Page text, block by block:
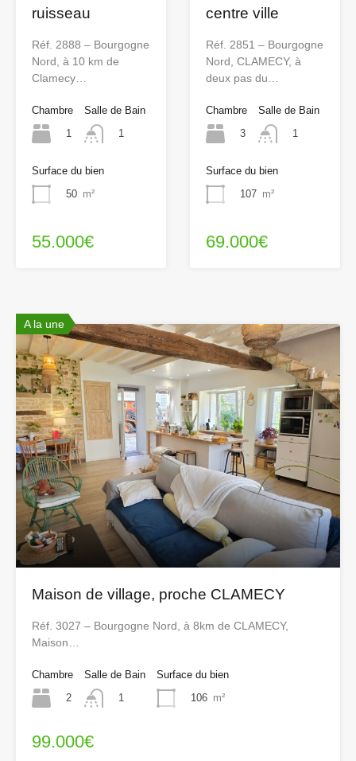
ruisseau
Réf. 2888 – Bourgogne
Nord, à 10 km de
Clamecy…
Chambre
1
Salle de Bain
1
Surface du bien
50 m²
55.000€
centre ville
Réf. 2851 – Bourgogne
Nord, CLAMECY, à
deux pas du…
Chambre
3
Salle de Bain
1
Surface du bien
107 m²
69.000€
A la une
Maison de village, proche CLAMECY
Réf. 3027 – Bourgogne Nord, à 8km de CLAMECY,
Maison…
Chambre
2
Salle de Bain
1
Surface du bien
106 m²
99.000€